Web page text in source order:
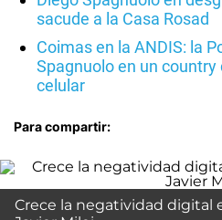
sacude a la Casa Rosad
Coimas en la ANDIS: la
Spagnuolo en un
celular
Para compartir:
Crece la negatividad digital